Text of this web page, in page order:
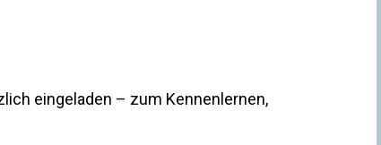
eingeladen – zum Kennenlernen,